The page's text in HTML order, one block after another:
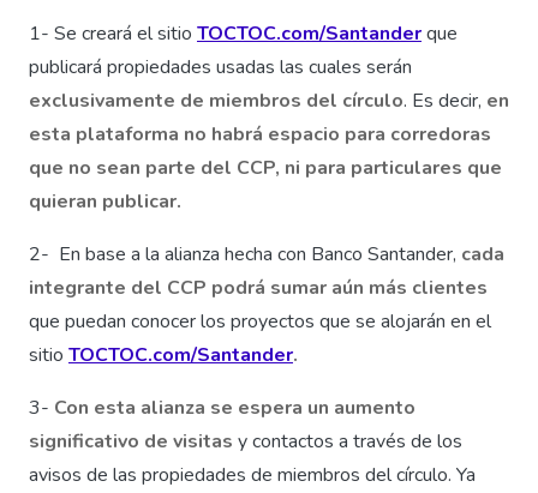
1- Se creará el sitio TOCTOC.com/Santanderque
publicará propiedades usadas las cuales serán
exclusivamente de miembros del círculo. Es decir, en
esta plataforma no habrá espacio para corredoras
que no sean parte del CCP, ni para particulares que
quieran publicar.
2- En base a la alianza hecha con Banco Santander, cada
integrante del CCP podrá sumar aún más clientes
que puedan conocer los proyectos que se alojarán en el
sitio TOCTOC.com/Santander.
3- Con esta alianza se espera un aumento
significativo de visitas y contactos a través de los
avisos de las propiedades de miembros del círculo. Ya